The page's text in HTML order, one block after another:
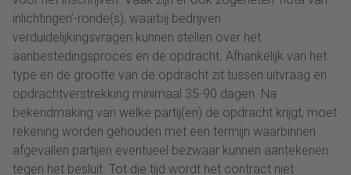
inlichtingen’-ronde(s), waarbij bedrijven
verduidelijkingsvragen kunnen stellen over het
aanbestedingsproces en de opdracht. Afhankelijk van het
type en de grootte van de opdracht zit tussen uitvraag en
opdrachtverstrekking minimaal 35-90 dagen. Na
bekendmaking van welke partij(en) de opdracht krijgt, moet
rekening worden gehouden met een termijn waarbinnen
afgevallen partijen eventueel bezwaar kunnen aantekenen
tegen het besluit. Tot die tijd wordt het contract niet